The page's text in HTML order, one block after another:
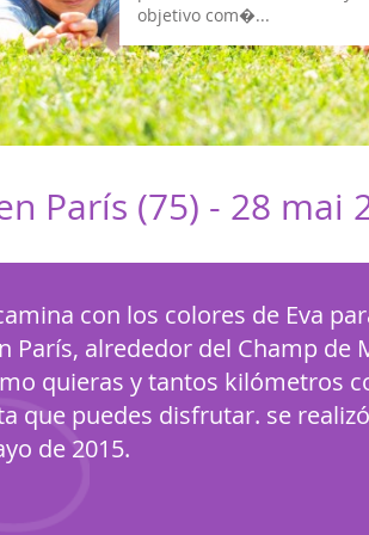
París (75) - 28 mai
con los colores de Eva
París, alrededor del Champ de
quieras y tantos kilómetros
que puedes disfrutar. se
de 2015.